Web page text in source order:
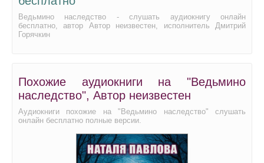
Ведьмино наследство - слушать аудиокнигу онлайн
бесплатно, автор Автор неизвестен, исполнитель Дмитрий
Горячкин
Похожие аудиокниги на "Ведьмино
наследство", Автор неизвестен
Аудиокниги похожие на "Ведьмино наследство" слушать
онлайн бесплатно полные версии.